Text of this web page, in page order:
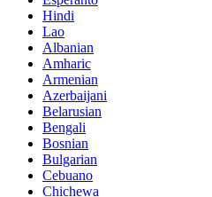
Hindi
Lao
Albanian
Amharic
Armenian
Azerbaijani
Belarusian
Bengali
Bosnian
Bulgarian
Cebuano
Chichewa